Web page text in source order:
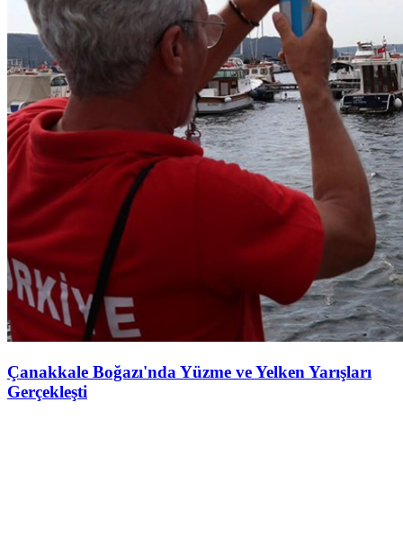
Çanakkale Boğazı'nda Yüzme ve Yelken Yarışları
Gerçekleşti